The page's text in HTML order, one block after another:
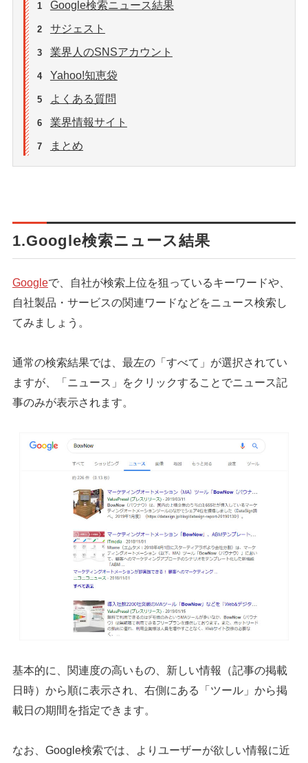
1 Google検索ニュース結果
2 サジェスト
3 業界人のSNSアカウント
4 Yahoo!知恵袋
5 よくある質問
6 業界情報サイト
7 まとめ
1.Google検索ニュース結果
Googleで、自社が検索上位を狙っているキーワードや、
自社製品・サービスの関連ワードなどをニュース検索し
てみましょう。
通常の検索結果では、最左の「すべて」が選択されてい
ますが、「ニュース」をクリックすることでニュース記
事のみが表示されます。
基本的に、関連度の高いもの、新しい情報（記事の掲載
日時）から順に表示され、右側にある「ツール」から掲
載日の期間を指定できます。
なお、Google検索では、よりユーザーが欲しい情報に近